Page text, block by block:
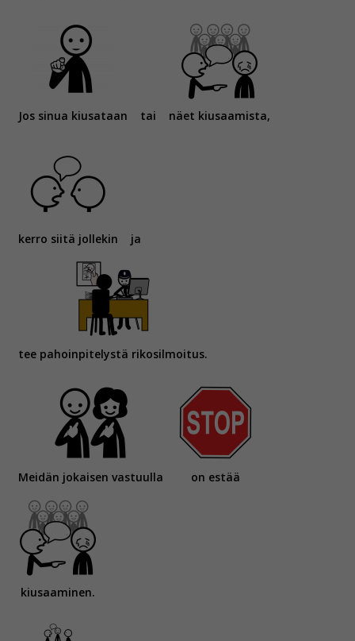
Jos sinua kiusataan tai näet kiusaamista,
kerro siitä jollekin ja
tee pahoinpitelystä rikosilmoitus.
Meidän jokaisen vastuulla on estää
kiusaaminen.